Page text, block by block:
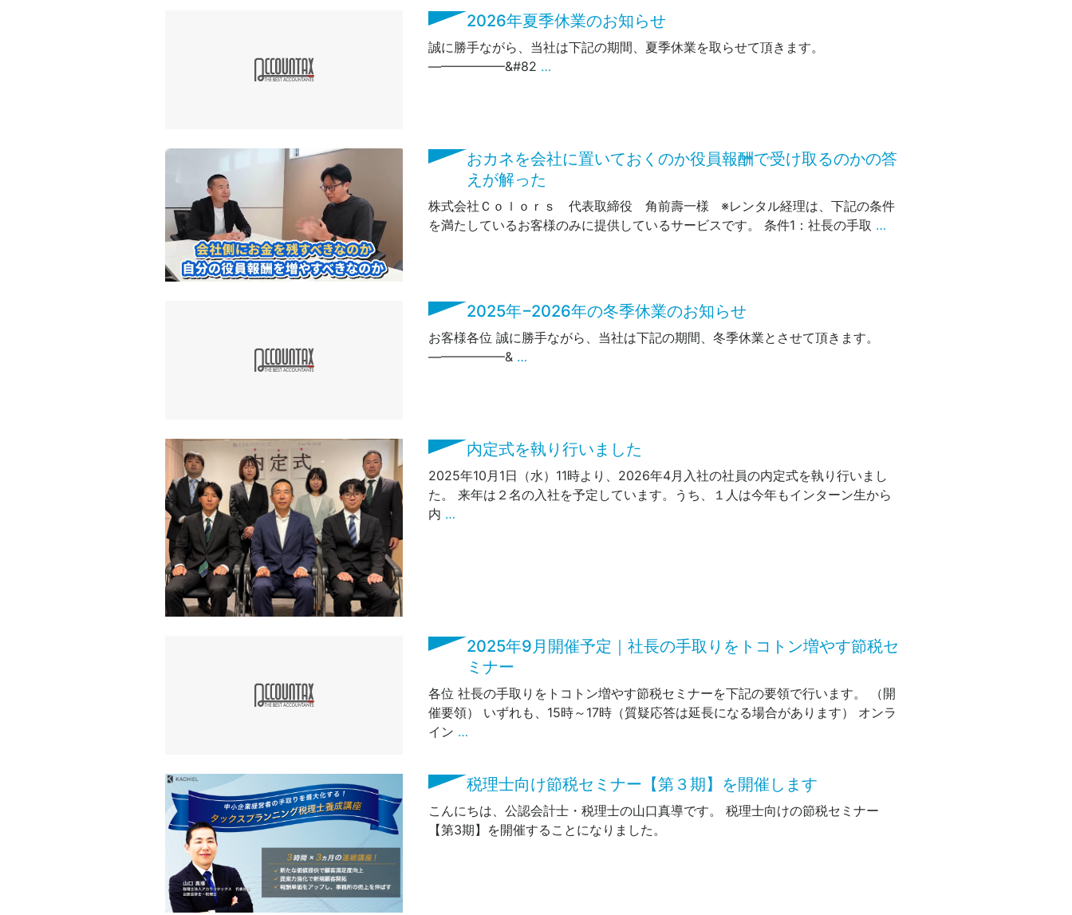
2026年夏季休業のお知らせ
誠に勝手ながら、当社は下記の期間、夏季休業を取らせて頂きます。
——————&#82 …
おカネを会社に置いておくのか役員報酬で受け取るのかの答
えが解った
株式会社Ｃｏｌｏｒｓ 代表取締役 角前壽一様 ※レンタル経理は、下記の条件
を満たしているお客様のみに提供しているサービスです。 条件1：社長の手取 …
2025年−2026年の冬季休業のお知らせ
お客様各位 誠に勝手ながら、当社は下記の期間、冬季休業とさせて頂きます。
——————& …
内定式を執り行いました
2025年10月1日（水）11時より、2026年4月入社の社員の内定式を執り行いまし
た。 来年は２名の入社を予定しています。うち、１人は今年もインターン生から
内 …
2025年9月開催予定｜社長の手取りをトコトン増やす節税セ
ミナー
各位 社長の手取りをトコトン増やす節税セミナーを下記の要領で行います。 （開
催要領） いずれも、15時～17時（質疑応答は延長になる場合があります） オンラ
イン …
税理士向け節税セミナー【第３期】を開催します
こんにちは、公認会計士・税理士の山口真導です。 税理士向けの節税セミナー
【第3期】を開催することになりました。